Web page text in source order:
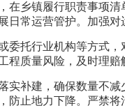
乡镇履行职责事项
常运营管护。加强对
托行业机构等方式
质量风险，及时理赔
补建，确保数量不
止地力下降。严禁